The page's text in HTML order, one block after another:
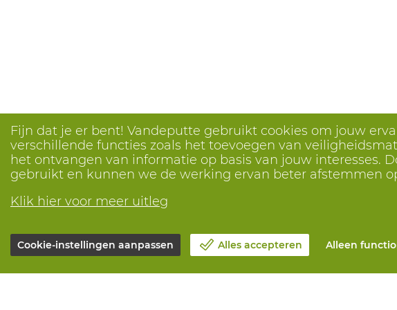
Fijn dat je er bent! Vandeputte gebruikt cookies om jouw
verschillende functies zoals het toevoegen van
het ontvangen van informatie op basis van jouw interesses.
gebruikt en kunnen we de werking ervan beter afstemmen
Klik hier voor meer uitleg
Cookie-instellingen aanpassen Alles accepteren Alleen